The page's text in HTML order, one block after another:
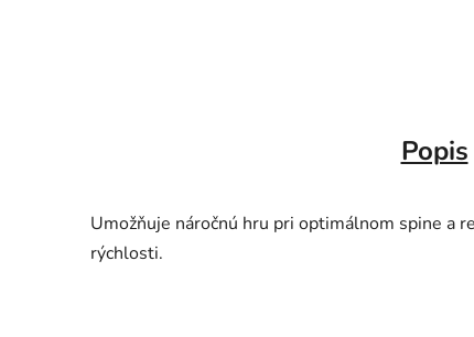
Popis
Umožňuje náročnú hru pri optimálnom spine a
rýchlosti.